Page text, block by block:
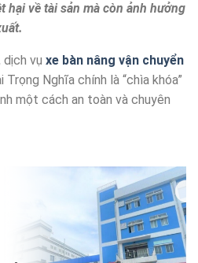
hại về tài sản mà còn ảnh hưởng
dịch vụ xe bàn nâng vận chuyển
Trọng Nghĩa chính là “chìa khóa”
một cách an toàn và chuyên